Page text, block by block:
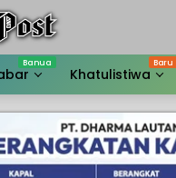
Khatulistiwa